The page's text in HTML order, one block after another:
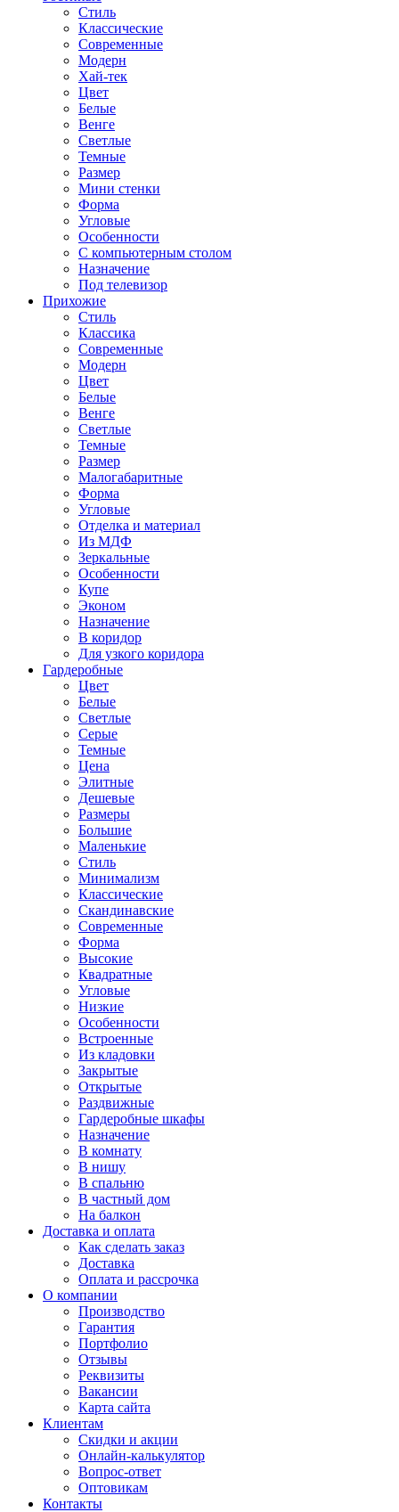
Стиль
Классические
Современные
Модерн
Хай-тек
Цвет
Белые
Венге
Светлые
Темные
Размер
Мини стенки
Форма
Угловые
Особенности
С компьютерным столом
Назначение
Под телевизор
Прихожие
Стиль
Классика
Современные
Модерн
Цвет
Белые
Венге
Светлые
Темные
Размер
Малогабаритные
Форма
Угловые
Отделка и материал
Из МДФ
Зеркальные
Особенности
Купе
Эконом
Назначение
В коридор
Для узкого коридора
Гардеробные
Цвет
Белые
Светлые
Серые
Темные
Цена
Элитные
Дешевые
Размеры
Большие
Маленькие
Стиль
Минимализм
Классические
Скандинавские
Современные
Форма
Высокие
Квадратные
Угловые
Низкие
Особенности
Встроенные
Из кладовки
Закрытые
Открытые
Раздвижные
Гардеробные шкафы
Назначение
В комнату
В нишу
В спальню
В частный дом
На балкон
Доставка и оплата
Как сделать заказ
Доставка
Оплата и рассрочка
О компании
Производство
Гарантия
Портфолио
Отзывы
Реквизиты
Вакансии
Карта сайта
Клиентам
Скидки и акции
Онлайн-калькулятор
Вопрос-ответ
Оптовикам
Контакты